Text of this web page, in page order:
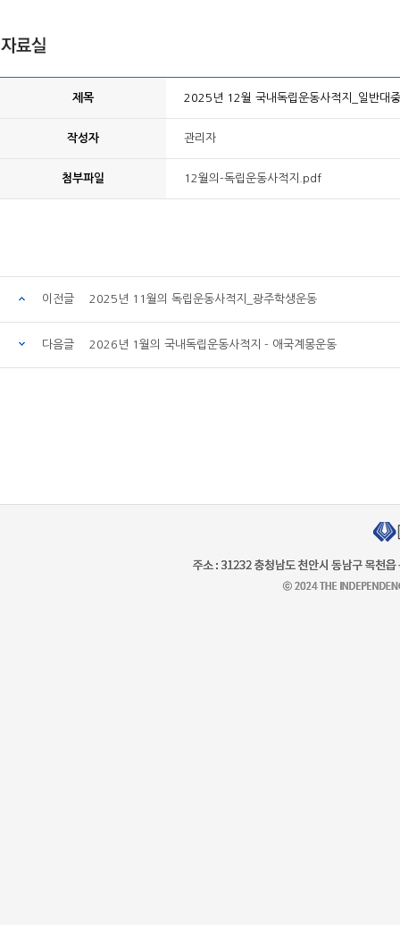
제목 2025년 12월 국내독립운동사적지_일반대
작성자 관리자
첨부파일 12월의-독립운동사적지.pdf
이전글 2025년 11월의 독립운동사적지_광주학생운동
다음글 2026년 1월의 국내독립운동사적지 - 애국계몽운동